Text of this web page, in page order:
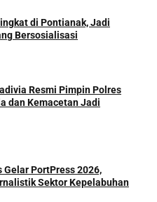
di Pontianak, Jadi
Bersosialisasi
Resmi Pimpin Polres
dan Kemacetan Jadi
Gelar PortPress 2026,
Sektor Kepelabuhan